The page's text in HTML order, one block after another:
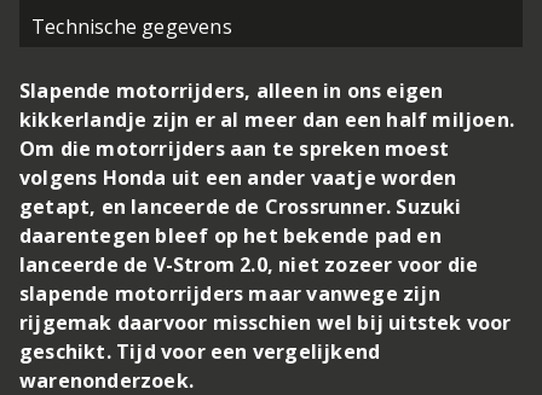
Technische gegevens
Slapende motorrijders, alleen in ons eigen
kikkerlandje zijn er al meer dan een half miljoen.
Om die motorrijders aan te spreken moest
volgens Honda uit een ander vaatje worden
getapt, en lanceerde de Crossrunner. Suzuki
daarentegen bleef op het bekende pad en
lanceerde de V-Strom 2.0, niet zozeer voor die
slapende motorrijders maar vanwege zijn
rijgemak daarvoor misschien wel bij uitstek voor
geschikt. Tijd voor een vergelijkend
warenonderzoek.